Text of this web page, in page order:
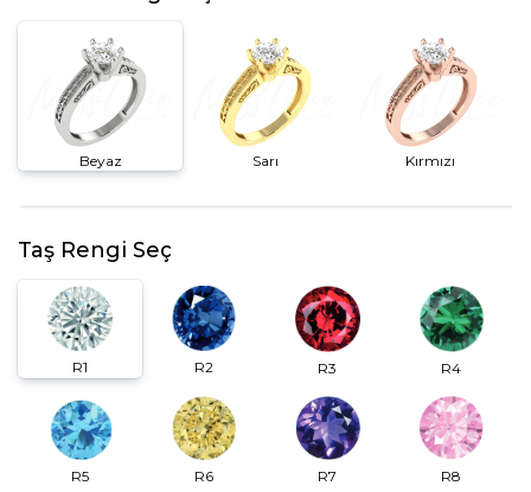
Beyaz Sarı Kırmızı
Taş Rengi Seç
R1 R2 R3 R4
R5 R6 R7 R8